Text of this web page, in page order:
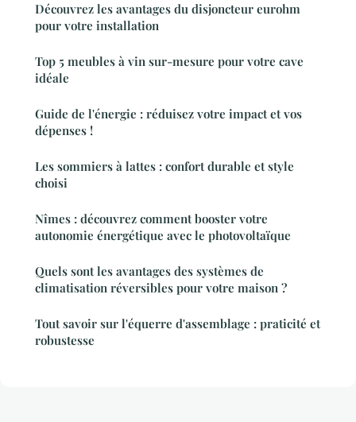
Découvrez les avantages du disjoncteur eurohm
pour votre installation
Top 5 meubles à vin sur-mesure pour votre cave
idéale
Guide de l'énergie : réduisez votre impact et vos
dépenses !
Les sommiers à lattes : confort durable et style
choisi
Nîmes : découvrez comment booster votre
autonomie énergétique avec le photovoltaïque
Quels sont les avantages des systèmes de
climatisation réversibles pour votre maison ?
Tout savoir sur l'équerre d'assemblage : praticité et
robustesse